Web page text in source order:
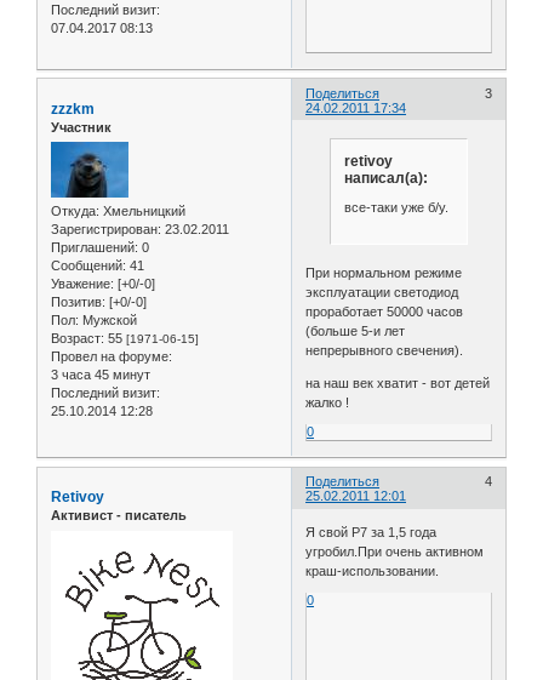
Последний визит:
07.04.2017 08:13
Поделиться
3
24.02.2011 17:34
zzzkm
Участник
Откуда: Хмельницкий
Зарегистрирован: 23.02.2011
Приглашений: 0
Сообщений: 41
Уважение: [+0/-0]
Позитив: [+0/-0]
Пол: Мужской
Возраст: 55 [1971-06-15]
Провел на форуме:
3 часа 45 минут
Последний визит:
25.10.2014 12:28
retivoy
написал(а):
все-таки уже б/у.
При нормальном режиме
эксплуатации светодиод
проработает 50000 часов
(больше 5-и лет
непрерывного свечения).
на наш век хватит - вот детей
жалко !
0
Поделиться
4
25.02.2011 12:01
Retivoy
Активист - писатель
Я свой P7 за 1,5 года
угробил.При очень активном
краш-использовании.
0